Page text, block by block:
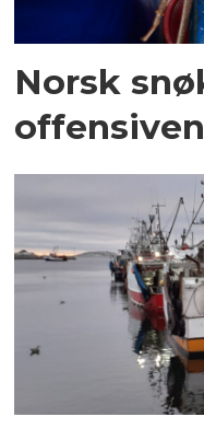
Norsk